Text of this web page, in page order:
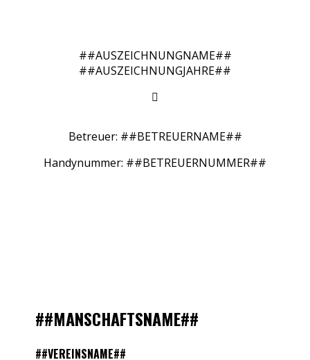
##AUSZEICHNUNGNAME##
##AUSZEICHNUNGJAHRE##

Betreuer: ##BETREUERNAME##
Handynummer: ##BETREUERNUMMER##
##MANSCHAFTSNAME##
##VEREINSNAME##